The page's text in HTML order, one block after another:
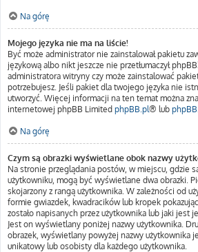
Na górę
Mojego języka nie ma na liście!
Być może administrator nie zainstalował pakietu
językową albo nikt jeszcze nie przetłumaczył
administratora witryny czy może zainstalować
potrzebujesz. Jeśli pakiet dla twojego języka nie
utworzyć. Więcej informacji na ten temat można
internetowej phpBB Limited phpBB.pl® lub
Na górę
Czym są obrazki wyświetlane obok nazwy
Na stronie przeglądania postów, w miejscu, gdzie
użytkowniku, mogą być wyświetlane dwa obrazki.
skojarzony z rangą użytkownika. W zależności od
formie gwiazdek, kwadracików lub kropek
zostało napisanych przez użytkownika lub jaki jest
Jest on wyświetlany poniżej nazwy użytkownika.
obrazek, wyświetlany powyżej nazwy użytkownika
unikatowy lub osobisty dla każdego użytkownika.